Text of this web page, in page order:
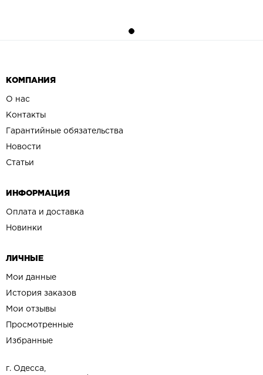
КОМПАНИЯ
О нас
Контакты
Гарантийные обязательства
Новости
Статьи
ИНФОРМАЦИЯ
Оплата и доставка
Новинки
ЛИЧНЫЕ
Мои данные
История заказов
Мои отзывы
Просмотренные
Избранные
г. Одесса,